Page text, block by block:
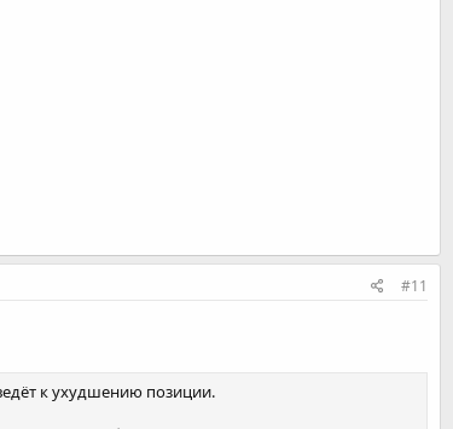
#11
к ухудшению позиции.